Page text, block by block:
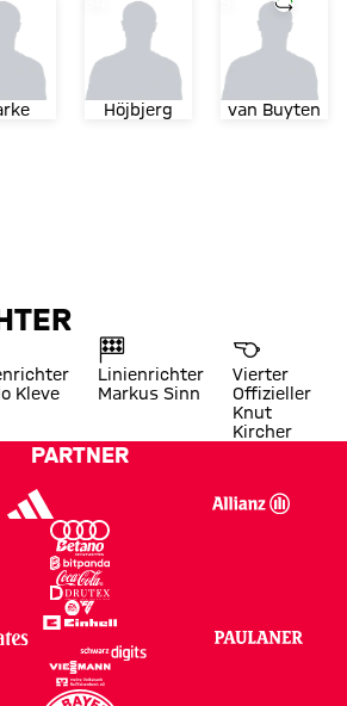
Höjbjerg van Buyten
Kleve
Linienrichter
Markus Sinn
Vierter
Offizieller
Knut
Kircher
PARTNER